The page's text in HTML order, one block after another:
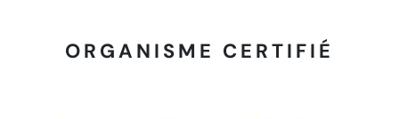
ORGANISME CERTIFIÉ